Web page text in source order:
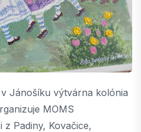
Jánošíku výtvárna kolónia
MOMS
Padiny, Kovačice,